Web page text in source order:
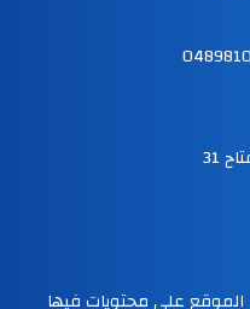
على محتويات فيها